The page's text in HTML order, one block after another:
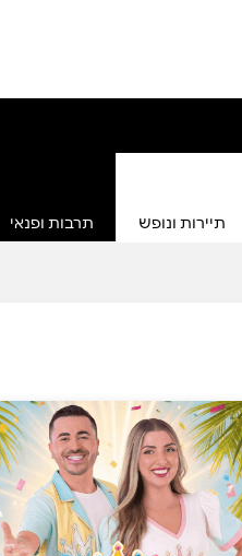
תיירות ונופש תרבות ופנאי